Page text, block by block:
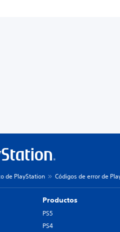
de PlayStation Códigos de error de
Productos
PS5
PS4